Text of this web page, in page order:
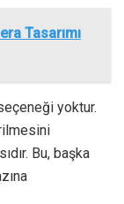
Tasarımı
yoktur.
Bu, başka